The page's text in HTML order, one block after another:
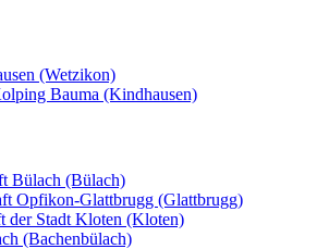
(Wetzikon)
Bauma (Kindhausen)
Bülach (Bülach)
Opfikon-Glattbrugg (Glattbrugg)
der Stadt Kloten (Kloten)
(Bachenbülach)